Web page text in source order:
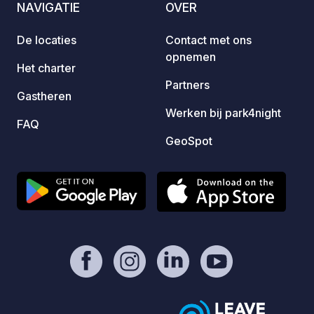
mOst1983 - https://geospot.app/en
din
NAVIGATIE
De locaties
Het charter
Gastheren
FAQ
OVER
Contact met ons
opnemen
Partners
Werken bij park4night
GeoSpot